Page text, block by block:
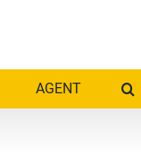
AGENT